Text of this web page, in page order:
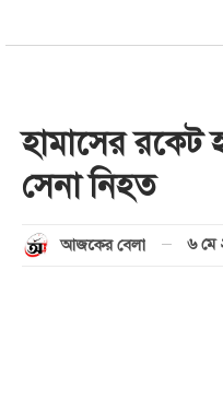
হামাসের রকেট
সেনা নিহত
আজকের বেলা ৬ মে